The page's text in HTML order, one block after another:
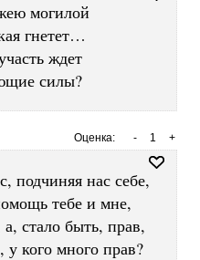
могилой
гнетет…
ждет
силы?
Оценка: +
1
-
подчиняя нас себе,
тебе и мне,
стало быть, прав,
у кого много прав?